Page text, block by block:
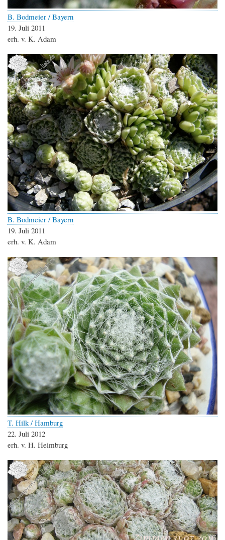
B. Bodmeier / Bayern
19. Juli 2011
erh. v. K. Adam
B. Bodmeier / Bayern
19. Juli 2011
erh. v. K. Adam
T. Hilk / Hamburg
22. Juli 2012
erh. v. H. Heimburg